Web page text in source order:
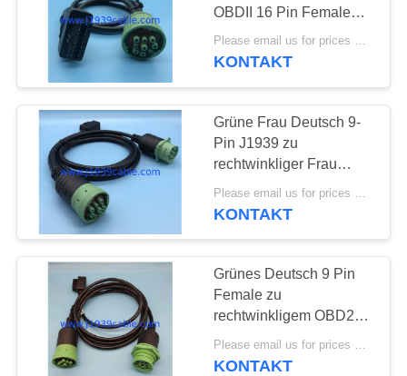
VERBINDUNG
FORDERN
ZITAT
Kabel J1939 Y
J1939 kann Kabel
transportieren
OBDII 16 Pin Female
und J1939 männliches
des Teiler-Y Kabel
Please email us for prices MOQ:100 Stück
KONTAKT
Grüne Frau Deutsch 9-
Pin J1939 zu
rechtwinkliger Frau
OBD2 OBDII und J1939
zum männlichen Kabel
KONTAKT
Grünes Deutsch 9 Pin
Female zu
rechtwinkligem OBD2
OBD-II weibliches und
verlegtes männliches
Please email us for prices MOQ:100 Stück
KONTAKT